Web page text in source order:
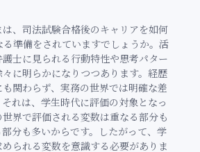
、司法試験合格後のキャリアを如何
準備をされていますでしょうか。活
士に見られる行動特性や思考パター
に明らかになりつつあります。経歴
関わらず、実務の世界では明確な差
れは、学生時代に評価の対象となっ
界で評価される変数は重なる部分も
分も多いからです。したがって、学
られる変数を意識する必要がありま